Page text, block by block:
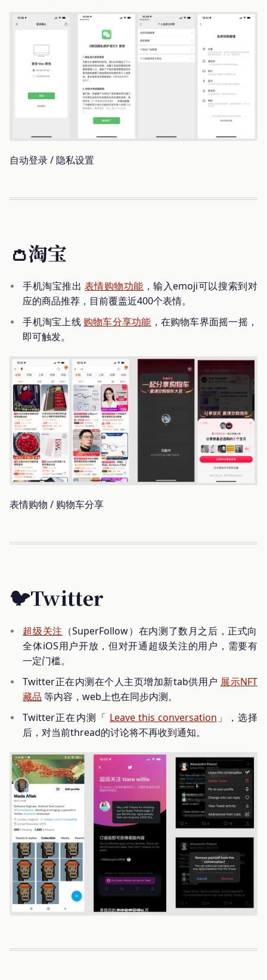
自动登录 / 隐私设置
👛淘宝
手机淘宝推出 表情购物功能 ，输入emoji可以搜索到对
应的商品推荐，目前覆盖近400个表情。
手机淘宝上线 购物车分享功能 ，在购物车界面摇一摇，
即可触发。
表情购物 / 购物车分享
🐦Twitter
超级关注 （SuperFollow）在内测了数月之后，正式向
全体iOS用户开放，但对开通超级关注的用户，需要有
一定门槛。
Twitter正在内测在个人主页增加新tab供用户 展示NFT
藏品 等内容，web上也在同步内测。
Twitter正在内测「 Leave this conversation 」，选择
后，对当前thread的讨论将不再收到通知。